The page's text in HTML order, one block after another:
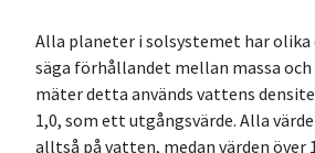
Alla planeter i solsystemet har
säga förhållandet mellan massa och
mäter detta används vattens
1,0, som ett utgångsvärde. Alla
alltså på vatten, medan värden över